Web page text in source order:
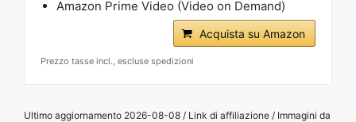
Amazon Prime Video (Video on Demand)
Acquista su Amazon
Prezzo tasse incl., escluse spedizioni
Ultimo aggiornamento 2026-08-08 / Link di affiliazione / Immagini da